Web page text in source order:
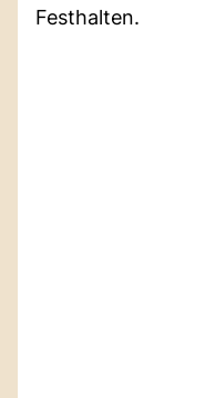
Festhalten.